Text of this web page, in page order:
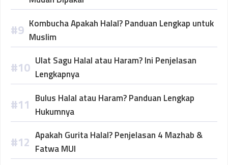
Kombucha Apakah Halal? Panduan Lengkap untuk
Muslim
Ulat Sagu Halal atau Haram? Ini Penjelasan
Lengkapnya
Bulus Halal atau Haram? Panduan Lengkap
Hukumnya
Apakah Gurita Halal? Penjelasan 4 Mazhab &
Fatwa MUI